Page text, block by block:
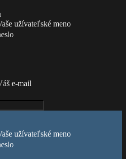
užívateľské meno
e-mail
užívateľské meno